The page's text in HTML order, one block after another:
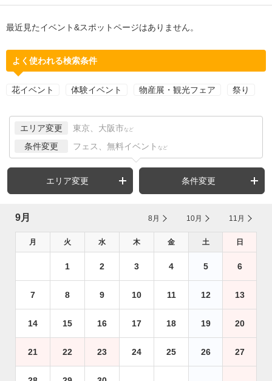
最近見たイベント&スポットページはありません。
よく使われる検索条件
花イベント 体験イベント 物産展・観光フェア 祭り
エリア変更 東京、大阪市 など
条件変更 フェス、無料イベント など
エリア変更 条件変更
9月 8月 10月 11月
月 火 水 木 金 土 日
1 2 3 4 5 6
7 8 9 10 11 12 13
14 15 16 17 18 19 20
21 22 23 24 25 26 27